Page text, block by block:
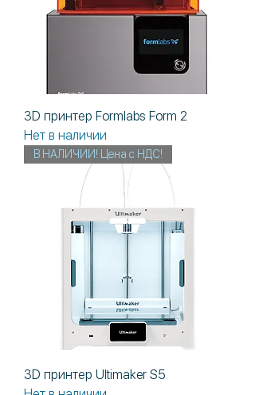
3D принтер Formlabs Form 2
Нет в наличии
В НАЛИЧИИ! Цена с НДС!
3D принтер Ultimaker S5